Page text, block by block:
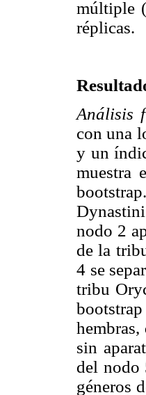
múltiple
réplicas.
Análisis
con una
y un
muestra
nodo 2
de la
4 se
tribu
sin
del nodo
géneros